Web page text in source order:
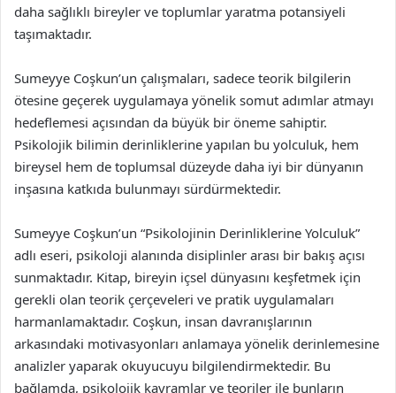
daha sağlıklı bireyler ve toplumlar yaratma potansiyeli
taşımaktadır.
Sumeyye Coşkun’un çalışmaları, sadece teorik bilgilerin
ötesine geçerek uygulamaya yönelik somut adımlar atmayı
hedeflemesi açısından da büyük bir öneme sahiptir.
Psikolojik bilimin derinliklerine yapılan bu yolculuk, hem
bireysel hem de toplumsal düzeyde daha iyi bir dünyanın
inşasına katkıda bulunmayı sürdürmektedir.
Sumeyye Coşkun’un “Psikolojinin Derinliklerine Yolculuk”
adlı eseri, psikoloji alanında disiplinler arası bir bakış açısı
sunmaktadır. Kitap, bireyin içsel dünyasını keşfetmek için
gerekli olan teorik çerçeveleri ve pratik uygulamaları
harmanlamaktadır. Coşkun, insan davranışlarının
arkasındaki motivasyonları anlamaya yönelik derinlemesine
analizler yaparak okuyucuyu bilgilendirmektedir. Bu
bağlamda, psikolojik kavramlar ve teoriler ile bunların